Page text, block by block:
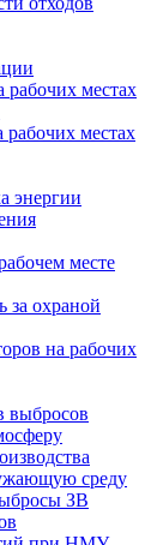
местах
местах
энергии
месте
за охраной
на рабочих
выбросов
среду
ЗВ